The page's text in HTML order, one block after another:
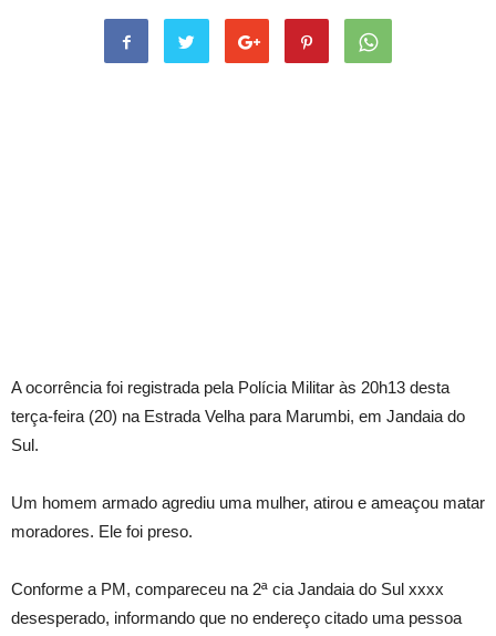
A ocorrência foi registrada pela Polícia Militar às 20h13 desta
terça-feira (20) na Estrada Velha para Marumbi, em Jandaia do
Sul.
Um homem armado agrediu uma mulher, atirou e ameaçou matar
moradores. Ele foi preso.
Conforme a PM, compareceu na 2ª cia Jandaia do Sul xxxx
desesperado, informando que no endereço citado uma pessoa